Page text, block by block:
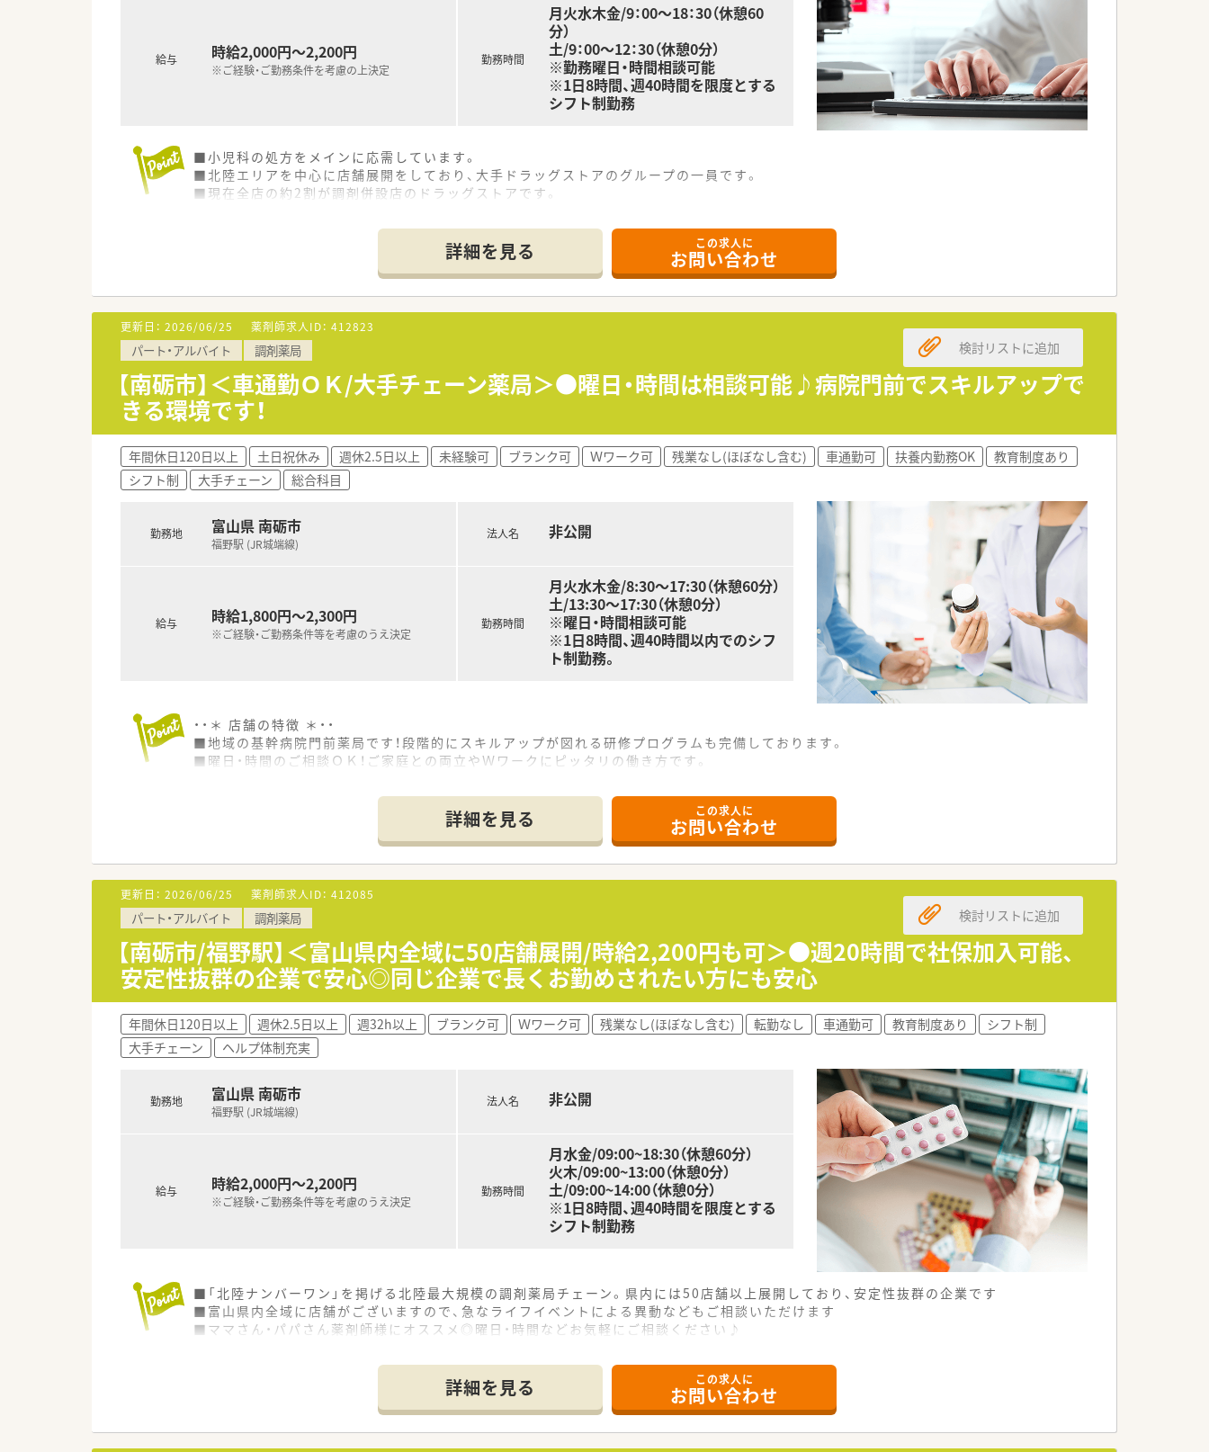
給与 時給2,000円～2,200円
※ご経験・ご勤務条件を考慮の上決定
勤務時間
月火水木金/9：00～18：30（休憩60
分）
土/9：00～12：30（休憩0分）
※勤務曜日・時間相談可能
※1日8時間、週40時間を限度とする
シフト制勤務
■小児科の処方をメインに応需しています。
■北陸エリアを中心に店舗展開をしており、大手ドラッグストアのグループの一員です。
■現在全店の約2割が調剤併設店のドラッグストアです。
詳細を見る この求人に
お問い合わせ
更新日： 2026/06/25 薬剤師求人ID： 412823
パート・アルバイト 調剤薬局
【南砺市】＜車通勤ＯＫ/大手チェーン薬局＞●曜日・時間は相談可能♪病院門前でスキルアップで
きる環境です！
検討リストに追加
年間休日120日以上 土日祝休み 週休2.5日以上 未経験可 ブランク可 Ｗワーク可 残業なし(ほぼなし含む) 車通勤可 扶養内勤務OK
教育制度あり
シフト制
大手チェーン 総合科目
勤務地 富山県 南砺市
福野駅 (JR城端線)
給与 時給1,800円～2,300円
※ご経験・ご勤務条件等を考慮のうえ決定
法人名 非公開
勤務時間
月火水木金/8:30～17:30（休憩60分）
土/13:30～17:30（休憩0分）
※曜日・時間相談可能
※1日8時間、週40時間以内でのシフ
ト制勤務。
・・＊ 店舗の特徴 ＊・・
■地域の基幹病院門前薬局です！段階的にスキルアップが図れる研修プログラムも完備しております。
■曜日・時間のご相談ＯＫ！ご家庭との両立やＷワークにピッタリの働き方です。
詳細を見る この求人に
お問い合わせ
更新日： 2026/06/25 薬剤師求人ID： 412085
パート・アルバイト 調剤薬局
【南砺市/福野駅】＜富山県内全域に50店舗展開/時給2,200円も可＞●週20時間で社保加入可能、
安定性抜群の企業で安心◎同じ企業で長くお勤めされたい方にも安心
検討リストに追加
年間休日120日以上 週休2.5日以上 週32h以上 ブランク可 Ｗワーク可 残業なし(ほぼなし含む) 転勤なし 車通勤可 教育制度あり
シフト制
大手チェーン
ヘルプ体制充実
勤務地 富山県 南砺市
福野駅 (JR城端線)
給与 時給2,000円～2,200円
※ご経験・ご勤務条件等を考慮のうえ決定
法人名 非公開
勤務時間
月水金/09:00~18:30（休憩60分）
火木/09:00~13:00（休憩0分）
土/09:00~14:00（休憩0分）
※1日8時間、週40時間を限度とする
シフト制勤務
■「北陸ナンバーワン」を掲げる北陸最大規模の調剤薬局チェーン。県内には50店舗以上展開しており、安定性抜群の企業です
■富山県内全域に店舗がございますので、急なライフイベントによる異動などもご相談いただけます
■ママさん・パパさん薬剤師様にオススメ◎曜日・時間などお気軽にご相談ください♪
詳細を見る この求人に
お問い合わせ